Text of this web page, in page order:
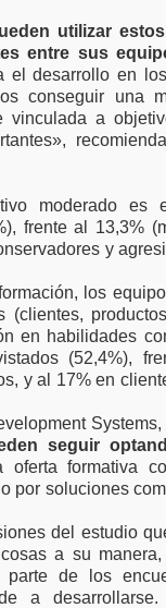
utilizar
entre sus
el desarrollo en
conseguir una
vinculada a
moderado
frente al 13,3%
y
los
(clientes,
en habilidades
(52,4%),
y al 17% en
seguir
oferta formativa
por soluciones
del estudio
a su
parte de los
a